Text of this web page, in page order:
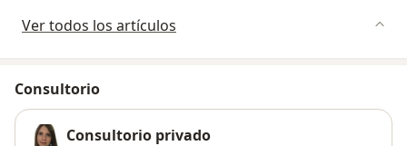
Ver todos los artículos
Consultorio
Consultorio privado